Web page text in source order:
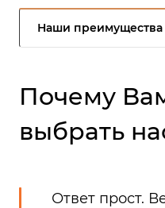
Наши преимущества
Почему
выбрать
Ответ прост.